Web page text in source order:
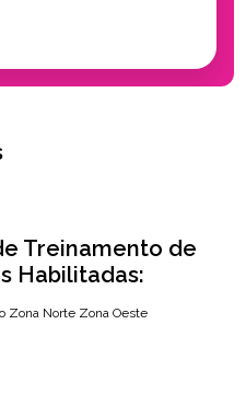
Treinamento de
Habilitadas:
Zona Norte Zona Oeste